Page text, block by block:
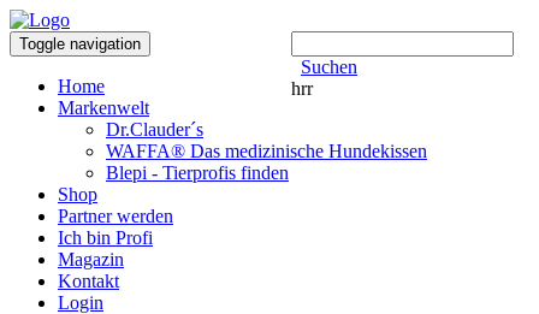
Suchen
hrr
Toggle navigation
Home
Markenwelt
Dr.Clauder´s
WAFFA® Das medizinische Hundekissen
Blepi - Tierprofis finden
Shop
Partner werden
Ich bin Profi
Magazin
Kontakt
Login